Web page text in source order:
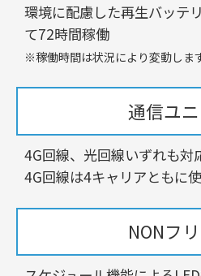
環境に配慮した再生バッテ
て72時間稼働
※稼働時間は状況により変動しま
通信ユ
4G回線、光回線いずれも対
4G回線は4キャリアともに
NONフ